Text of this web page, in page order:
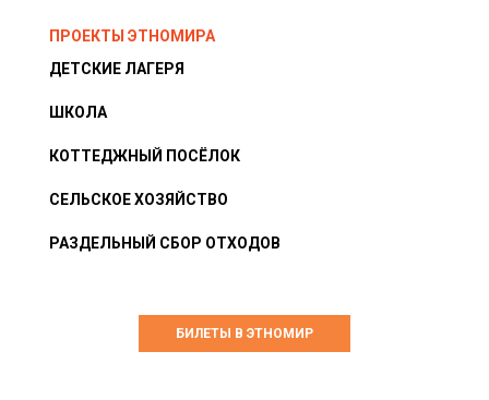
ПРОЕКТЫ ЭТНОМИРА
ДЕТСКИЕ ЛАГЕРЯ
ШКОЛА
КОТТЕДЖНЫЙ ПОСЁЛОК
СЕЛЬСКОЕ ХОЗЯЙСТВО
РАЗДЕЛЬНЫЙ СБОР ОТХОДОВ
БИЛЕТЫ В ЭТНОМИР